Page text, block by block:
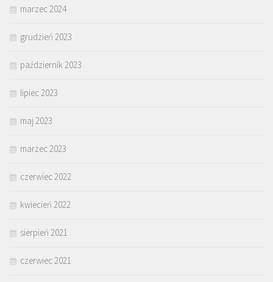
marzec 2024
grudzień 2023
październik 2023
lipiec 2023
maj 2023
marzec 2023
czerwiec 2022
kwiecień 2022
sierpień 2021
czerwiec 2021